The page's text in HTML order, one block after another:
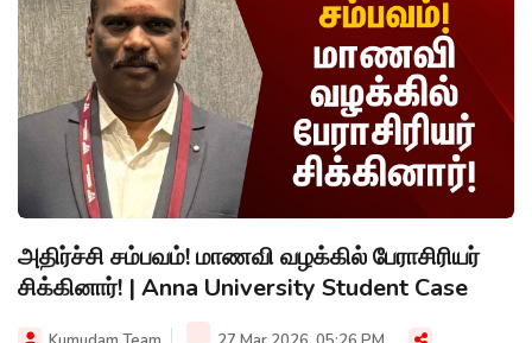
அதிர்ச்சி சம்பவம்! மாணவி வழக்கில் பேராசிரியர்
சிக்கினார்! | Anna University Student Case